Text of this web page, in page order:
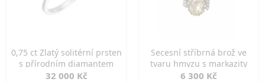
0,75 ct Zlatý solitérní prsten
s přírodním diamantem
32 000 Kč
Secesní stříbrná brož ve
tvaru hmyzu s markazity
6 300 Kč